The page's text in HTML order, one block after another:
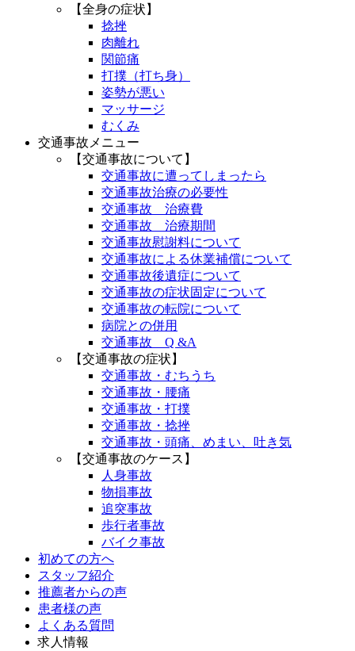
【全身の症状】
捻挫
肉離れ
関節痛
打撲（打ち身）
姿勢が悪い
マッサージ
むくみ
交通事故メニュー
【交通事故について】
交通事故に遭ってしまったら
交通事故治療の必要性
交通事故 治療費
交通事故 治療期間
交通事故慰謝料について
交通事故による休業補償について
交通事故後遺症について
交通事故の症状固定について
交通事故の転院について
病院との併用
交通事故 Q &A
【交通事故の症状】
交通事故・むちうち
交通事故・腰痛
交通事故・打撲
交通事故・捻挫
交通事故・頭痛、めまい、吐き気
【交通事故のケース】
人身事故
物損事故
追突事故
歩行者事故
バイク事故
初めての方へ
スタッフ紹介
推薦者からの声
患者様の声
よくある質問
求人情報